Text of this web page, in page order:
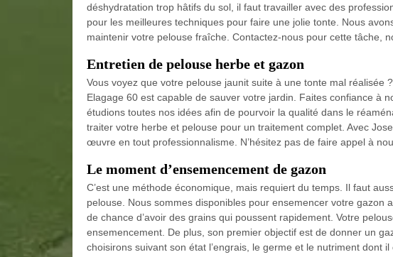
déshydratation trop hâtifs du sol, il faut travailler avec des
pour les meilleures techniques pour faire une jolie tonte. Nous
maintenir votre pelouse fraîche. Contactez-nous pour cette tâche,
Entretien de pelouse herbe et gazon
Vous voyez que votre pelouse jaunit suite à une tonte mal réalisée
Elagage 60 est capable de sauver votre jardin. Faites confiance à
étudions toutes nos idées afin de pourvoir la qualité dans le
traiter votre herbe et pelouse pour un traitement complet. Avec
œuvre en tout professionnalisme. N’hésitez pas de faire appel à
Le moment d’ensemencement de gazon
C’est une méthode économique, mais requiert du temps. Il faut
pelouse. Nous sommes disponibles pour ensemencer votre gazon
de chance d’avoir des grains qui poussent rapidement. Votre
ensemencement. De plus, son premier objectif est de donner un
choisirons suivant son état l’engrais, le germe et le nutriment dont il